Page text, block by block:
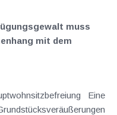
muss
mit dem
Eine